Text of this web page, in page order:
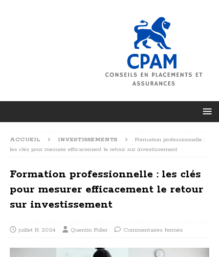
ACCUEIL INVESTISSEMENTS
Formation professionnelle :
les clés pour mesurer efficacement le retour sur investissement
Formation professionnelle : les clés
pour mesurer efficacement le retour
sur investissement
juillet 19, 2024 Quentin Foller Commentaires fermés